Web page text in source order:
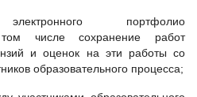
портфолио
числе сохранение работ
и оценок на эти работы со
образовательного процесса;